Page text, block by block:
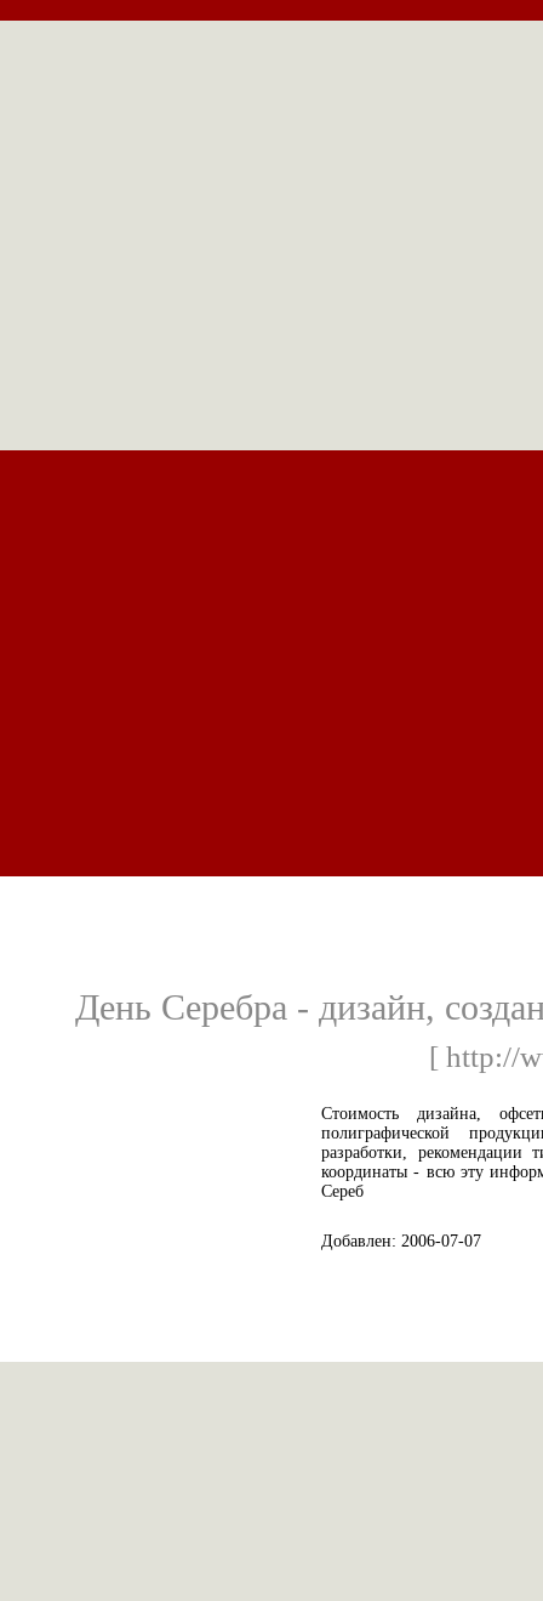
День Серебра - дизайн,
[ http://
Стоимость дизайна,
полиграфической
разработки, рекомендации
координаты - всю эту
Сереб
Добавлен: 2006-07-07